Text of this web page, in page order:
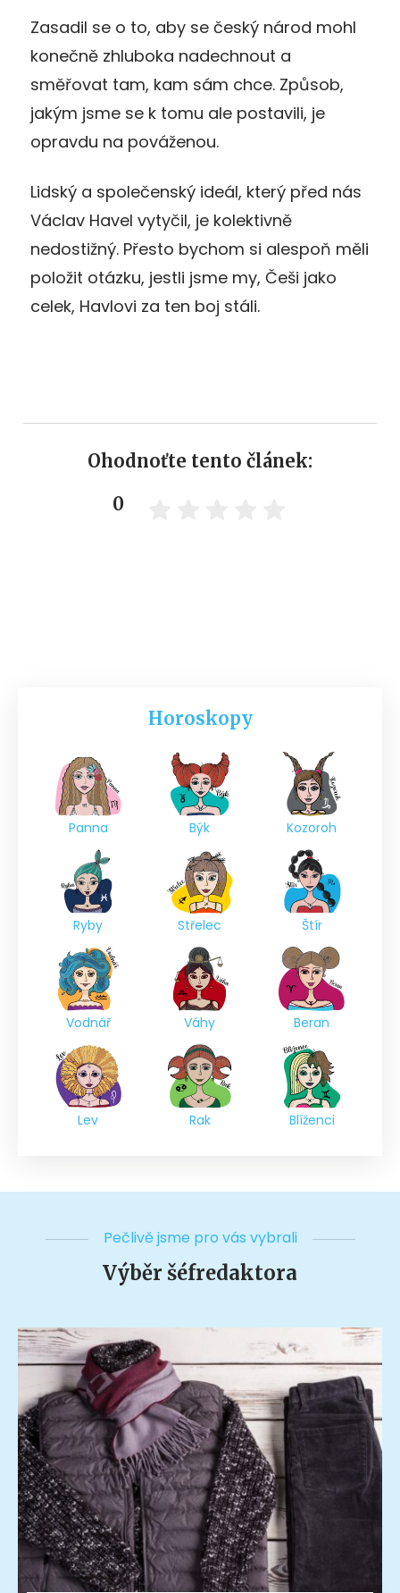
Zasadil se o to, aby se český národ mohl
konečně zhluboka nadechnout a
směřovat tam, kam sám chce. Způsob,
jakým jsme se k tomu ale postavili, je
opravdu na pováženou.
Lidský a společenský ideál, který před nás
Václav Havel vytyčil, je kolektivně
nedostižný. Přesto bychom si alespoň měli
položit otázku, jestli jsme my, Češi jako
celek, Havlovi za ten boj stáli.
Ohodnoťte tento článek:
0
Horoskopy
Panna Býk Kozoroh
Ryby Střelec Štír
Vodnář Váhy Beran
Lev Rak Blíženci
Pečlivě jsme pro vás vybrali
Výběr šéfredaktora